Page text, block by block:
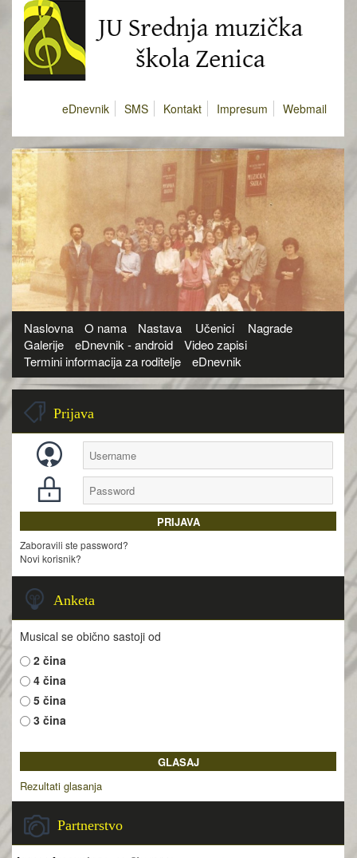
eDnevnik SMS Kontakt Impresum Webmail
Naslovna O nama Nastava Učenici
Nagrade
Galerije
eDnevnik - android
Video zapisi
Termini informacija za roditelje
eDnevnik
Prijava
Zaboravili ste password?
Novi korisnik?
Anketa
Musical se obično sastoji od
2 čina
4 čina
5 čina
3 čina
Rezultati glasanja
Partnerstvo